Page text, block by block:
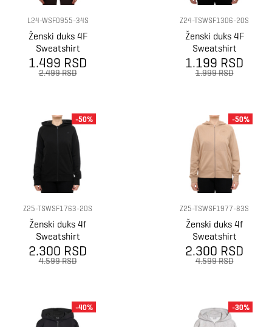
L24-WSF0955-34S
Ženski duks 4F
Sweatshirt
1.499 RSD
2.499 RSD
Z24-TSWSF1306-20S
Ženski duks 4F
Sweatshirt
1.199 RSD
1.999 RSD
Z25-TSWSF1763-20S
Ženski duks 4f
Sweatshirt
f1763
2.300 RSD
4.599 RSD
-50%
Z25-TSWSF1977-83S
Ženski duks 4f
Sweatshirt
f1977
2.300 RSD
4.599 RSD
-50%
-40% -30%